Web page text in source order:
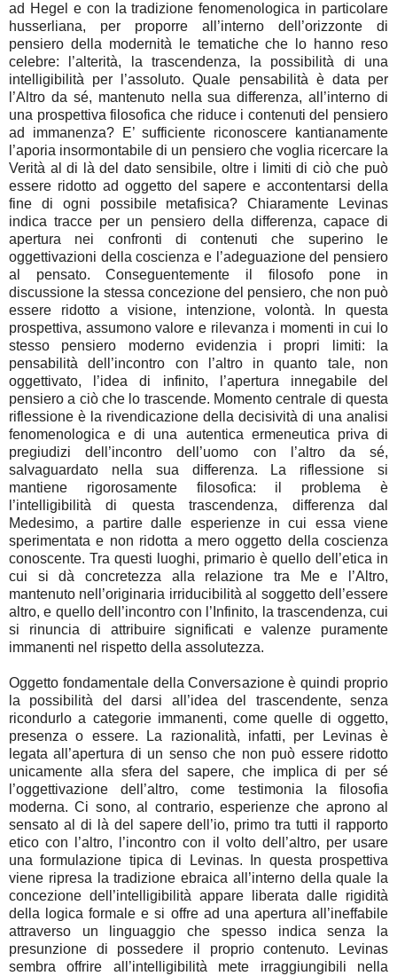
ad Hegel e con la tradizione fenomenologica in particolare
husserliana, per proporre all’interno dell’orizzonte di
pensiero della modernità le tematiche che lo hanno reso
celebre: l’alterità, la trascendenza, la possibilità di una
intelligibilità per l’assoluto. Quale pensabilità è data per
l’Altro da sé, mantenuto nella sua differenza, all’interno di
una prospettiva filosofica che riduce i contenuti del pensiero
ad immanenza? E’ sufficiente riconoscere kantianamente
l’aporia insormontabile di un pensiero che voglia ricercare la
Verità al di là del dato sensibile, oltre i limiti di ciò che può
essere ridotto ad oggetto del sapere e accontentarsi della
fine di ogni possibile metafisica? Chiaramente Levinas
indica tracce per un pensiero della differenza, capace di
apertura nei confronti di contenuti che superino le
oggettivazioni della coscienza e l’adeguazione del pensiero
al pensato. Conseguentemente il filosofo pone in
discussione la stessa concezione del pensiero, che non può
essere ridotto a visione, intenzione, volontà. In questa
prospettiva, assumono valore e rilevanza i momenti in cui lo
stesso pensiero moderno evidenzia i propri limiti: la
pensabilità dell’incontro con l’altro in quanto tale, non
oggettivato, l’idea di infinito, l’apertura innegabile del
pensiero a ciò che lo trascende. Momento centrale di questa
riflessione è la rivendicazione della decisività di una analisi
fenomenologica e di una autentica ermeneutica priva di
pregiudizi dell’incontro dell’uomo con l’altro da sé,
salvaguardato nella sua differenza. La riflessione si
mantiene rigorosamente filosofica: il problema è
l’intelligibilità di questa trascendenza, differenza dal
Medesimo, a partire dalle esperienze in cui essa viene
sperimentata e non ridotta a mero oggetto della coscienza
conoscente. Tra questi luoghi, primario è quello dell’etica in
cui si dà concretezza alla relazione tra Me e l’Altro,
mantenuto nell’originaria irriducibilità al soggetto dell’essere
altro, e quello dell’incontro con l’Infinito, la trascendenza, cui
si rinuncia di attribuire significati e valenze puramente
immanenti nel rispetto della assolutezza.
Oggetto fondamentale della Conversazione è quindi proprio
la possibilità del darsi all’idea del trascendente, senza
ricondurlo a categorie immanenti, come quelle di oggetto,
presenza o essere. La razionalità, infatti, per Levinas è
legata all’apertura di un senso che non può essere ridotto
unicamente alla sfera del sapere, che implica di per sé
l’oggettivazione dell’altro, come testimonia la filosofia
moderna. Ci sono, al contrario, esperienze che aprono al
sensato al di là del sapere dell’io, primo tra tutti il rapporto
etico con l’altro, l’incontro con il volto dell’altro, per usare
una formulazione tipica di Levinas. In questa prospettiva
viene ripresa la tradizione ebraica all’interno della quale la
concezione dell’intelligibilità appare liberata dalle rigidità
della logica formale e si offre ad una apertura all’ineffabile
attraverso un linguaggio che spesso indica senza la
presunzione di possedere il proprio contenuto. Levinas
sembra offrire all’intelligibilità mete irraggiungibili nella